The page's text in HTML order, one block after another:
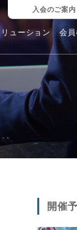
リューション 会員
入会のご案内
開催